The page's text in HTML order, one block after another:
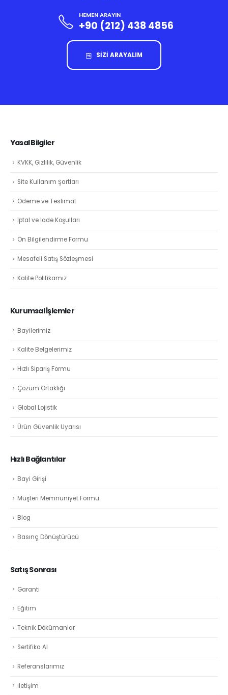
HEMEN ARAYIN
+90 (212) 438 4856
SİZİ ARAYALIM
Yasal Bilgiler
KVKK, Gizlilik, Güvenlik
Site Kullanım Şartları
Ödeme ve Teslimat
İptal ve İade Koşulları
Ön Bilgilendirme Formu
Mesafeli Satış Sözleşmesi
Kalite Politikamız
Kurumsal İşlemler
Bayilerimiz
Kalite Belgelerimiz
Hızlı Sipariş Formu
Çözüm Ortaklığı
Global Lojistik
Ürün Güvenlik Uyarısı
Hızlı Bağlantılar
Bayi Girişi
Müşteri Memnuniyet Formu
Blog
Basınç Dönüştürücü
Satış Sonrası
Garanti
Eğitim
Teknik Dökümanlar
Sertifika Al
Referanslarımız
İletişim